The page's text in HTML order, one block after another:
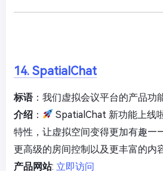
14. SpatialChat
标语：我们虚拟会议平台的产品功
介绍 ：
SpatialChat 新功能上线
特性，让虚拟空间变得更加有趣
更高级的房间控制以及更丰富的内
产品网站: 立即访问